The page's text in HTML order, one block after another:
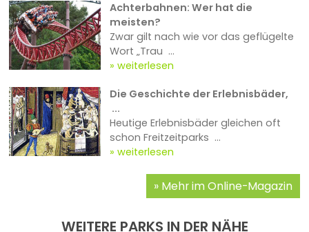
Achterbahnen: Wer hat die
meisten?
Zwar gilt nach wie vor das geflügelte
Wort „Trau ...
weiterlesen
Die Geschichte der Erlebnisbäder,
...
Heutige Erlebnisbäder gleichen oft
schon Freitzeitparks ...
weiterlesen
Mehr im Online-Magazin
WEITERE PARKS IN DER NÄHE